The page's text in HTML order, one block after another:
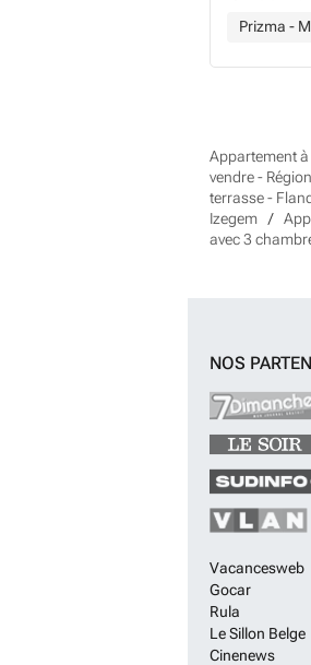
Prizma -
Appartement à
vendre -
terrasse -
Izegem
avec 3
NOS
Vacancesweb
Gocar
Rula
Le Sillon Belge
Cinenews